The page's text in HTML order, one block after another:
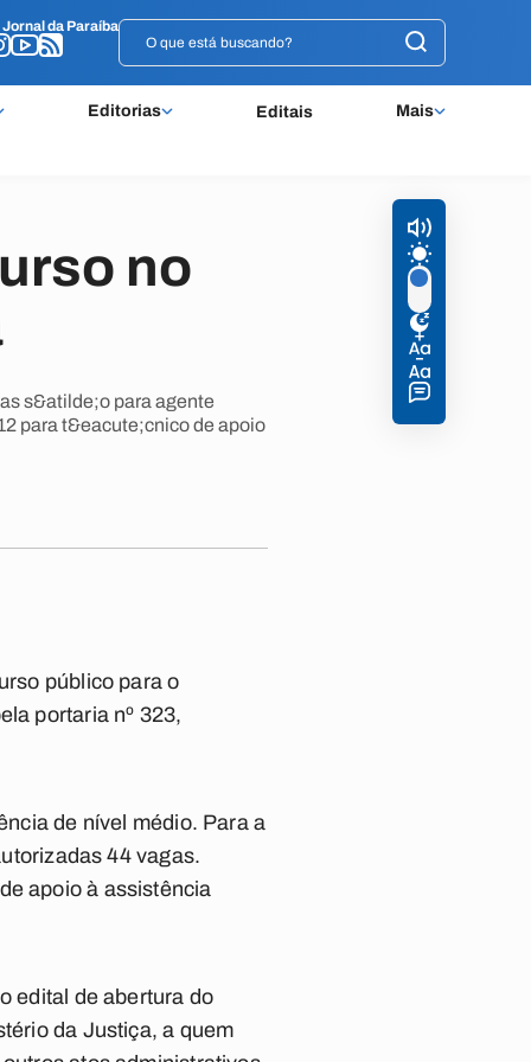
Jornal da Paraíba
Editorias Editais Mais
Jornal da Paraíba
no
s&atilde;o para agente
para t&eacute;cnico de apoio
público para o
portaria nº 323,
de nível médio. Para a
44 vagas.
apoio à assistência
edital de abertura do
da Justiça, a quem